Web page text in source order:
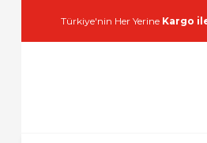
Türkiye'nin Her Yerine Kargo